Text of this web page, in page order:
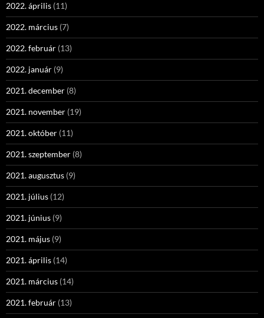
2022. április (11)
2022. március (7)
2022. február (13)
2022. január (9)
2021. december (8)
2021. november (19)
2021. október (11)
2021. szeptember (8)
2021. augusztus (9)
2021. július (12)
2021. június (9)
2021. május (9)
2021. április (14)
2021. március (14)
2021. február (13)